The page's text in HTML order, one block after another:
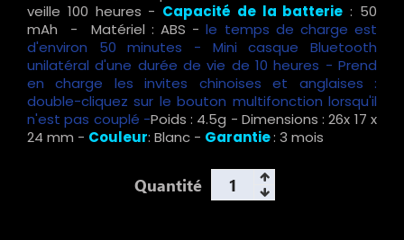
veille 100 heures - Capacité de la batterie : 50
mAh -
Matériel : ABS -le temps de charge est
d'environ 50 minutes - Mini casque Bluetooth
unilatéral d'une durée de vie de 10 heures - Prend
en charge les invites chinoises et anglaises :
double-cliquez sur le bouton multifonction lorsqu'il
n'est pas couplé -Poids : 4.5g - Dimensions : 26x 17 x
24 mm - Couleur: Blanc - Garantie: 3 mois
Quantité